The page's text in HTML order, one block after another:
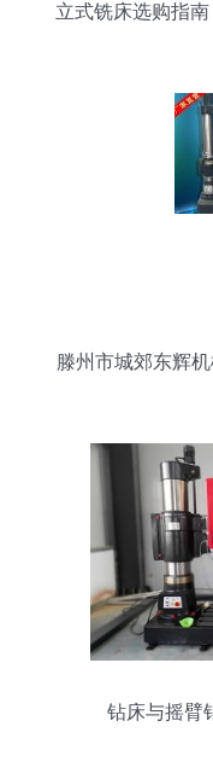
立式铣床选购指
滕州市城郊东辉
钻床与摇臂